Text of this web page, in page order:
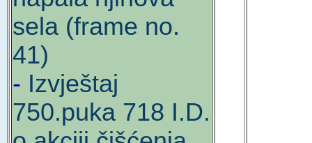
sela (frame no.
41)
- Izvještaj
750.puka 718 I.D.